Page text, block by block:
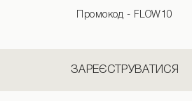
Промокод - FLOW10
ЗАРЕЄСТРУВАТИСЯ